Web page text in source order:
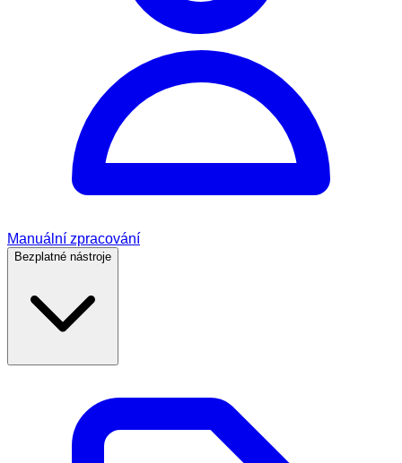
Manuální zpracování
Bezplatné nástroje